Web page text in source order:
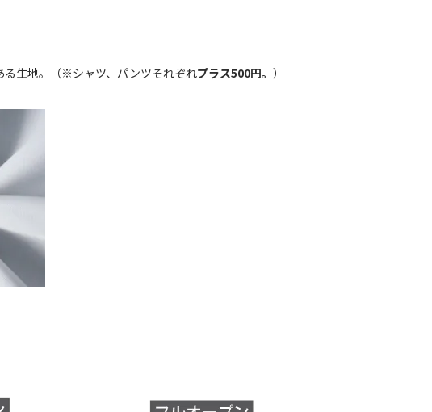
る生地。（※シャツ、パンツそれぞれプラス500円。 ）